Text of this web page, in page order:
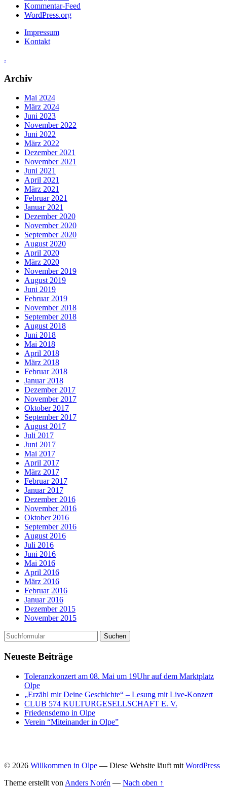
Kommentar-Feed
WordPress.org
Impressum
Kontakt
.
Archiv
Mai 2024
März 2024
Juni 2023
November 2022
Juni 2022
März 2022
Dezember 2021
November 2021
Juni 2021
April 2021
März 2021
Februar 2021
Januar 2021
Dezember 2020
November 2020
September 2020
August 2020
April 2020
März 2020
November 2019
August 2019
Juni 2019
Februar 2019
November 2018
September 2018
August 2018
Juni 2018
Mai 2018
April 2018
März 2018
Februar 2018
Januar 2018
Dezember 2017
November 2017
Oktober 2017
September 2017
August 2017
Juli 2017
Juni 2017
Mai 2017
April 2017
März 2017
Februar 2017
Januar 2017
Dezember 2016
November 2016
Oktober 2016
September 2016
August 2016
Juli 2016
Juni 2016
Mai 2016
April 2016
März 2016
Februar 2016
Januar 2016
Dezember 2015
November 2015
Neueste Beiträge
Toleranzkonzert am 08. Mai um 19Uhr auf dem Marktplatz
Olpe
„Erzähl mir Deine Geschichte“ – Lesung mit Live-Konzert
CLUB 574 KULTURGESELLSCHAFT E. V.
Friedensdemo in Olpe
Verein “Miteinander in Olpe”
© 2026 Willkommen in Olpe — Diese Website läuft mit WordPress
Theme erstellt von Anders Norén — Nach oben ↑